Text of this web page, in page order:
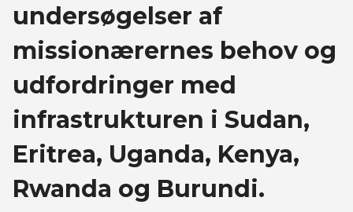
undersøgelser af
missionærernes behov og
udfordringer med
infrastrukturen i Sudan,
Eritrea, Uganda, Kenya,
Rwanda og Burundi.